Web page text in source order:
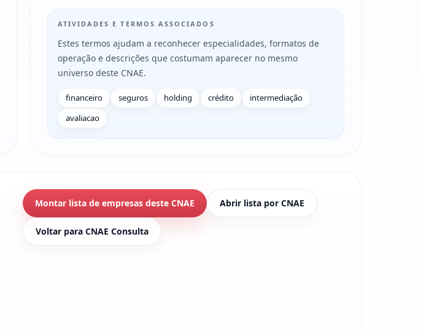
ATIVIDADES E TERMOS ASSOCIADOS
Estes termos ajudam a reconhecer especialidades, formatos de
operação e descrições que costumam aparecer no mesmo
universo deste CNAE.
financeiro seguros holding crédito
intermediação
avaliacao
Montar lista de empresas deste CNAE Abrir lista por CNAE
Voltar para CNAE Consulta